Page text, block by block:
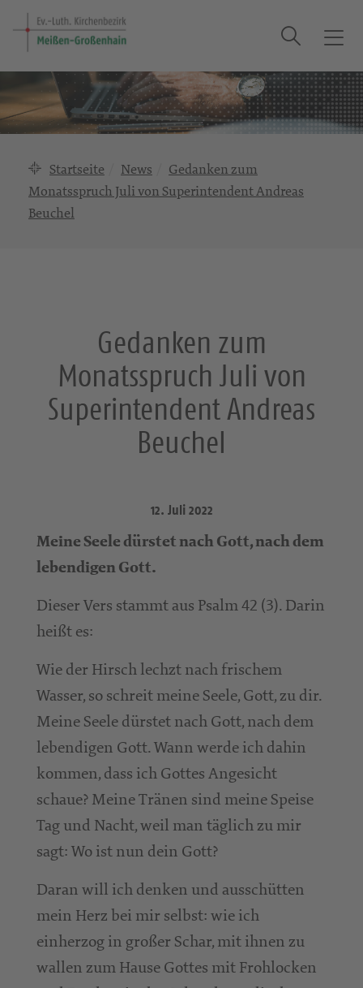
T
g
g
l
Suche
Startseite News
Gedanken zum
Monatsspruch Juli von Superintendent Andreas
Beuchel
Gedanken zum
Monatsspruch Juli von
Superintendent Andreas
Beuchel
12. Juli 2022
Meine Seele dürstet nach Gott, nach dem
lebendigen Gott.
Dieser Vers stammt aus Psalm 42 (3). Darin
heißt es:
Wie der Hirsch lechzt nach frischem
Wasser, so schreit meine Seele, Gott, zu dir.
Meine Seele dürstet nach Gott, nach dem
lebendigen Gott. Wann werde ich dahin
kommen, dass ich Gottes Angesicht
schaue? Meine Tränen sind meine Speise
Tag und Nacht, weil man täglich zu mir
sagt: Wo ist nun dein Gott?
Daran will ich denken und ausschütten
mein Herz bei mir selbst: wie ich
einherzog in großer Schar, mit ihnen zu
wallen zum Hause Gottes mit Frohlocken